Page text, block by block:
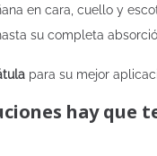
en cara, cuello y
su completa
para su mejor
hay que